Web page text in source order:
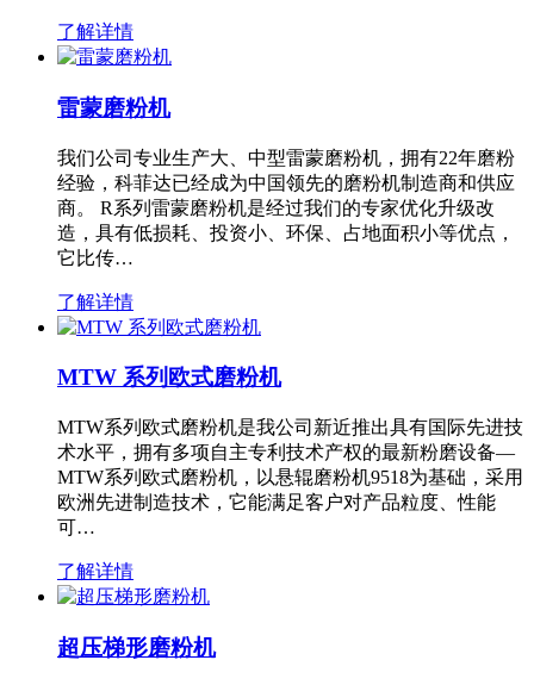
了解详情
雷蒙磨粉机
我们公司专业生产大、中型雷蒙磨粉机，拥有22年磨粉
经验，科菲达已经成为中国领先的磨粉机制造商和供应
商。 R系列雷蒙磨粉机是经过我们的专家优化升级改
造，具有低损耗、投资小、环保、占地面积小等优点，
它比传…
了解详情
MTW 系列欧式磨粉机
MTW系列欧式磨粉机是我公司新近推出具有国际先进技
术水平，拥有多项自主专利技术产权的最新粉磨设备—
MTW系列欧式磨粉机，以悬辊磨粉机9518为基础，采用
欧洲先进制造技术，它能满足客户对产品粒度、性能
可…
了解详情
超压梯形磨粉机